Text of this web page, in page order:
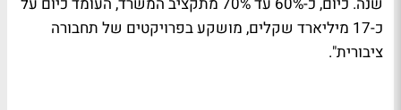
כ-17 מיליארד שקלים, מושקע בפרויקטים של תחבורה
ציבורית".